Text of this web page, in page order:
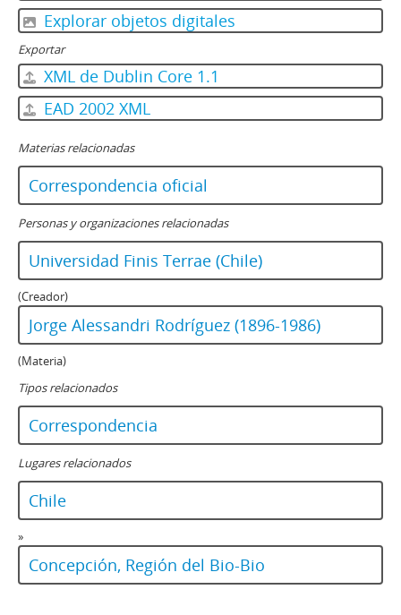
Explorar objetos digitales
Exportar
XML de Dublin Core 1.1
EAD 2002 XML
Materias relacionadas
Correspondencia oficial
Personas y organizaciones relacionadas
Universidad Finis Terrae (Chile)
(Creador)
Jorge Alessandri Rodríguez (1896-1986)
(Materia)
Tipos relacionados
Correspondencia
Lugares relacionados
Chile
»
Concepción, Región del Bio-Bio